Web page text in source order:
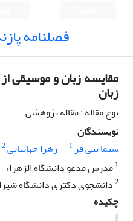
فصلنامه
مقایسه زبان و موسیقی
زبان
نوع مقاله : مقاله پژوهشی
نویسندگان
شیما نبی فر1 زهرا جهانبانی2
1مدرس مدعو دانشگاه الزهراء
2دانشجوی دکتری دانشگاه
چکیده